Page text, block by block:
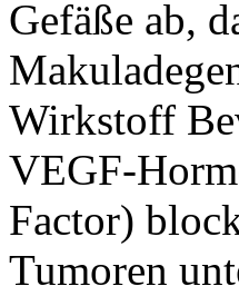
Gefäße ab,
Wirkstoff
VEGF-
Factor)
Tumoren